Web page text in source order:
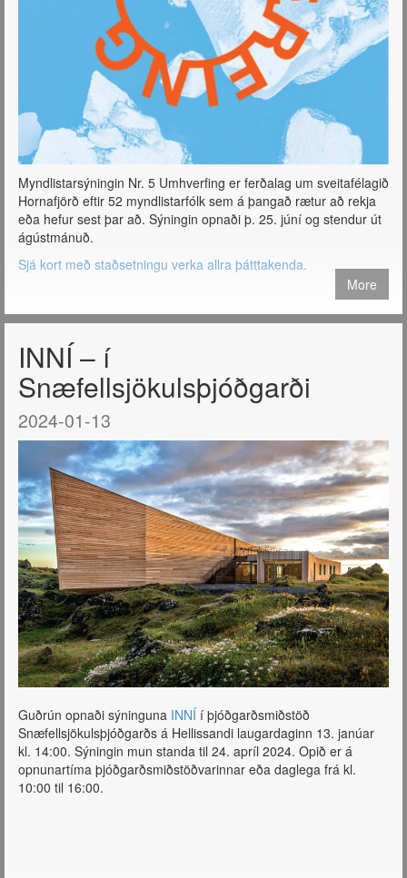
Myndlistarsýningin Nr. 5 Umhverfing er ferðalag um sveitafélagið
Hornafjörð eftir 52 myndlistarfólk sem á þangað rætur að rekja
eða hefur sest þar að. Sýningin opnaði þ. 25. júní og stendur út
ágústmánuð.
Sjá kort með staðsetningu verka allra þátttakenda.
More
INNÍ – í
Snæfellsjökulsþjóðgarði
2024-01-13
Guðrún opnaði sýninguna INNÍí þjóðgarðsmiðstöð
Snæfellsjökulsþjóðgarðs á Hellissandi laugardaginn 13. janúar
kl. 14:00. Sýningin mun standa til 24. apríl 2024. Opið er á
opnunartíma þjóðgarðsmiðstöðvarinnar eða daglega frá kl.
10:00 til 16:00.